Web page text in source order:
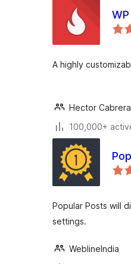
A highly
Hector Cabrera
100,000+
Popular Posts will
settings.
WeblineIndia